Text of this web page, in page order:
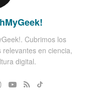
Cubrimos los
en ciencia,
digital.